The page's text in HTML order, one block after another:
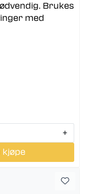
Brukes
med
+
kjøpe